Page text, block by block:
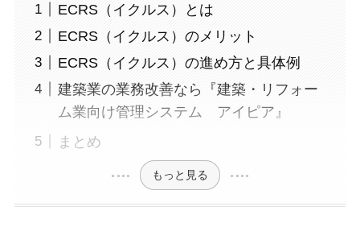
ECRS（イクルス）とは
ECRS（イクルス）のメリット
ECRS（イクルス）の進め方と具体例
建築業の業務改善なら『建築・リフォー
ム業向け管理システム アイピア』
まとめ
もっと見る